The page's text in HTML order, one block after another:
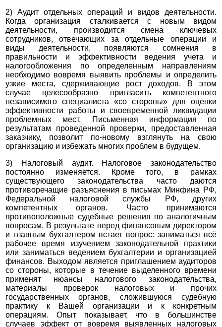
2) Аудит отдельных операций и видов деятельности.
Когда организация сталкивается с новым видом
деятельности, производится смена ключевых
сотрудников, отвечающих за отдельные операции и
виды деятельности, появляются сомнения в
правильности и эффективности ведения учета и
налогообложения по определенным направлениям
необходимо вовремя выявить проблемы и определить
узкие места, сдерживающие рост доходов. В этом
случае целесообразно пригласить компетентного
независимого специалиста «со стороны» для оценки
эффективности работы и своевременной ликвидации
проблемных мест. Письменная информация по
результатам проведенной проверки, предоставленная
заказчику, позволит по-новому взглянуть на свою
организацию и избежать многих проблем в будущем.
3) Налоговый аудит. Налоговое законодательство
постоянно изменяется. Кроме того, в рамках
существующего законодательства часто даются
противоречащие разъяснения в письмах Минфина РФ,
Федеральной налоговой службы РФ, других
компетентных органов. Часто принимаются
противоположные судебные решения по аналогичным
вопросам. В результате перед финансовым директором
и главным бухгалтером встает вопрос: заниматься всё
рабочее время изучением законодательной практики
или заниматься ведением бухгалтерии и организацией
финансов. Выходом является приглашением аудиторов
со стороны, которые в течение выделенного времени
применят нюансы налогового законодательства,
материалы проверок налоговых и прочих
государственных органов, сложившуюся судебную
практику к Вашей организации и к конкретным
операциям. Опыт показывает, что в большинстве
случаев эффект от вовремя выявленных налоговых